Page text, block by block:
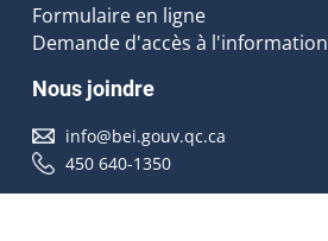
Formulaire en ligne
Demande d'accès à l'information
Nous joindre
info@bei.gouv.qc.ca
450 640-1350